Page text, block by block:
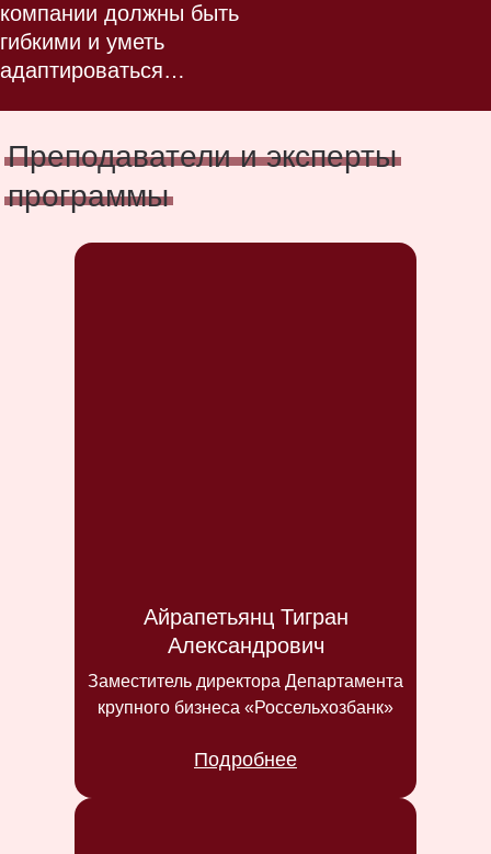
компании должны быть
гибкими и уметь
адаптироваться…
Преподаватели и эксперты
программы
Айрапетьянц Тигран
Александрович
Заместитель директора Департамента
крупного бизнеса «Россельхозбанк»
Подробнее